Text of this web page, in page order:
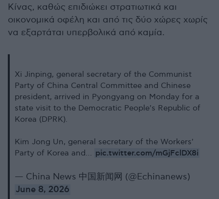
Κίνας, καθώς επιδιώκει στρατιωτικά και
οικονομικά οφέλη και από τις δύο χώρες χωρίς
να εξαρτάται υπερβολικά από καμία.
Xi Jinping, general secretary of the Communist
Party of China Central Committee and Chinese
president, arrived in Pyongyang on Monday for a
state visit to the Democratic People's Republic of
Korea (DPRK).
Kim Jong Un, general secretary of the Workers'
Party of Korea and… pic.twitter.com/mGjFclDX8i
— China News 中国新闻网 (@Echinanews)
June 8, 2026